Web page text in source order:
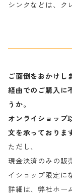
シンクなどは、ク
ご面倒をおかけし
経由でのご購入に
うか。
オンライショップ
文を承っておりま
ただし、
現金決済のみの販
イショップ限定に
詳細は、弊社ホー